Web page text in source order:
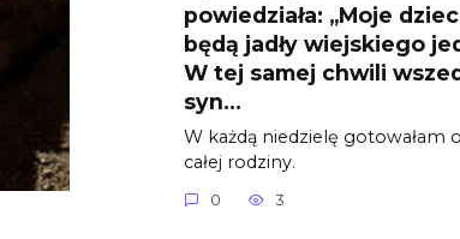
powiedziała: „Moje
będą jadły wiejskiego
W tej samej chwili
syn…
W każdą niedzielę gotowałam
całej rodziny.
0 3